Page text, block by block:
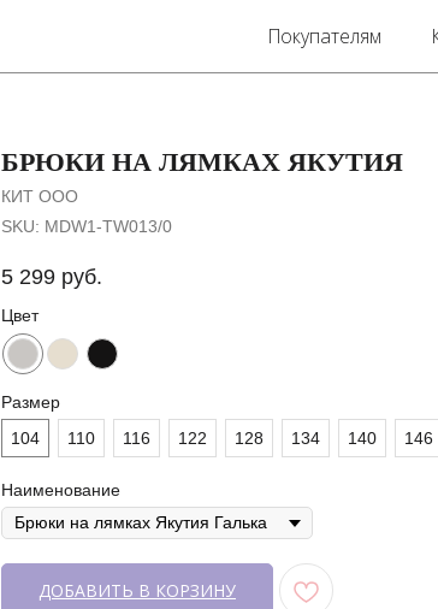
Контакты
БРЮКИ НА ЛЯМКАХ ЯКУТИЯ
КИТ ООО
SKU: MDW1-TW013/0
5 299 руб.
Цвет
Размер
104
110 116 122 128 134 140 146
Наименование
ДОБАВИТЬ В КОРЗИНУ